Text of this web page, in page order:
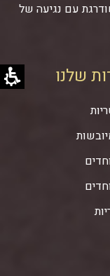
עם נגיעה של
שלנו